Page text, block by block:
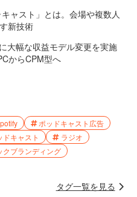
ャスト」とは。会場や複数人
新技術
大幅な収益モデル変更を実施
からCPM型へ
ポッドキャスト広告
キャスト
ラジオ
クブランディング
タグ一覧を見る